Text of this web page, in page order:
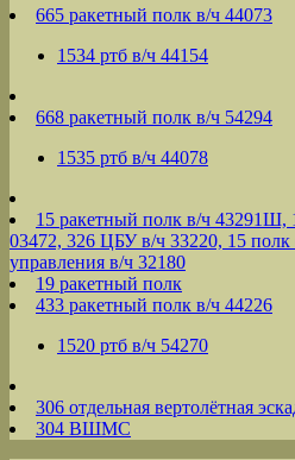
665 ракетный полк в/ч 44073
1534 ртб в/ч 44154
668 ракетный полк в/ч 54294
1535 ртб в/ч 44078
15 ракетный полк в/ч 43291Ш,
03472, 326 ЦБУ в/ч 33220, 15 полк
управления в/ч 32180
19 ракетный полк
433 ракетный полк в/ч 44226
1520 ртб в/ч 54270
306 отдельная вертолётная
304 ВШМС